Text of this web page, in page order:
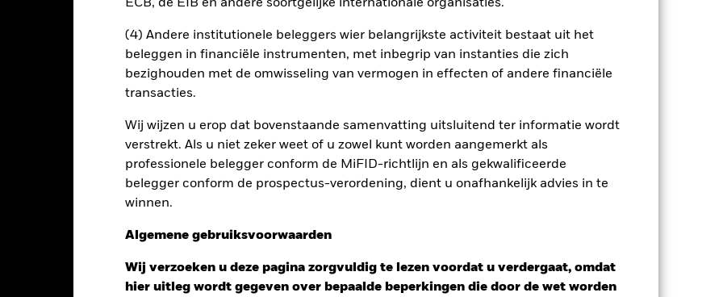
ECB, de EIB en andere soortgelijke internationale organisaties.
(4) Andere institutionele beleggers wier belangrijkste activiteit bestaat uit het
beleggen in financiële instrumenten, met inbegrip van instanties die zich
bezighouden met de omwisseling van vermogen in effecten of andere financiële
transacties.
Wij wijzen u erop dat bovenstaande samenvatting uitsluitend ter informatie wordt
verstrekt. Als u niet zeker weet of u zowel kunt worden aangemerkt als
professionele belegger conform de MiFID-richtlijn en als gekwalificeerde
belegger conform de prospectus-verordening, dient u onafhankelijk advies in te
winnen.
Algemene gebruiksvoorwaarden
Wij verzoeken u deze pagina zorgvuldig te lezen voordat u verdergaat, omdat
hier uitleg wordt gegeven over bepaalde beperkingen die door de wet worden
Kerngegevens Managers Posities Documenten
Risicometer